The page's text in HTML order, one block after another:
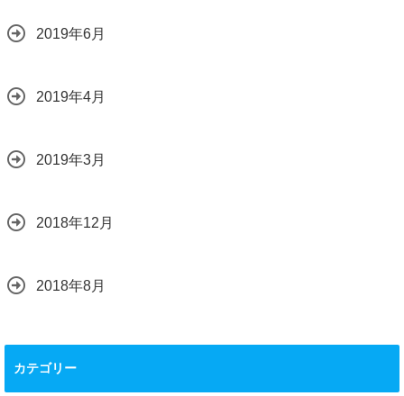
2019年6月
2019年4月
2019年3月
2018年12月
2018年8月
カテゴリー